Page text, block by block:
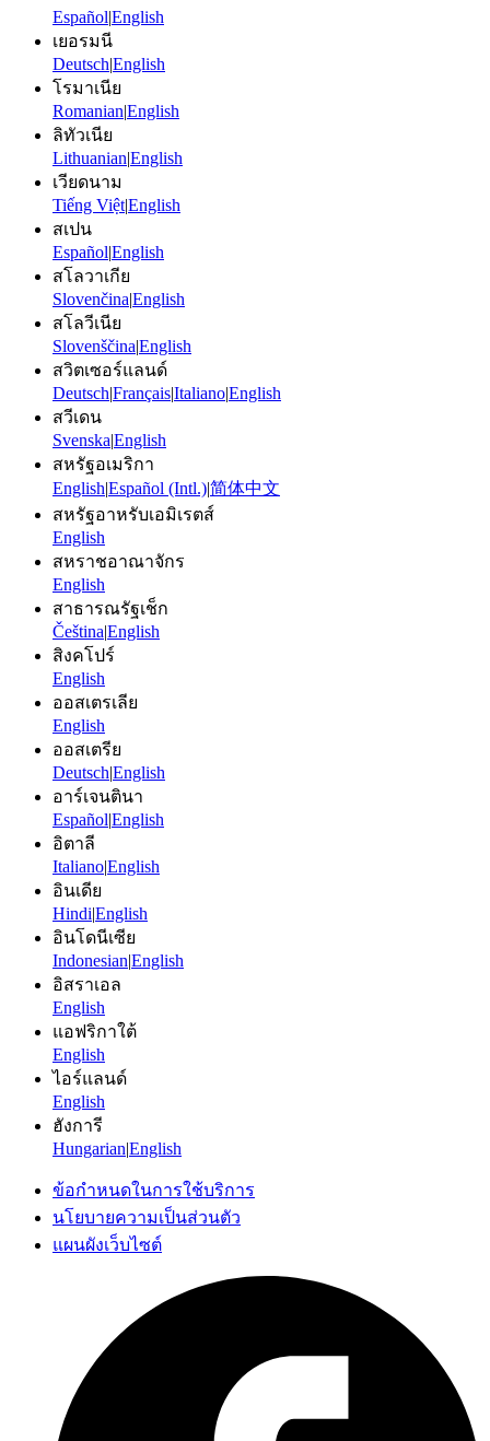
Español|English
เยอรมนี
Deutsch|English
โรมาเนีย
Romanian|English
ลิทัวเนีย
Lithuanian|English
เวียดนาม
Tiếng Việt|English
สเปน
Español|English
สโลวาเกีย
Slovenčina|English
สโลวีเนีย
Slovenščina|English
สวิตเซอร์แลนด์
Deutsch|Français|Italiano|English
สวีเดน
Svenska|English
สหรัฐอเมริกา
English|Español (Intl.)|简体中文
สหรัฐอาหรับเอมิเรตส์
English
สหราชอาณาจักร
English
สาธารณรัฐเช็ก
Čeština|English
สิงคโปร์
English
ออสเตรเลีย
English
ออสเตรีย
Deutsch|English
อาร์เจนตินา
Español|English
อิตาลี
Italiano|English
อินเดีย
Hindi|English
อินโดนีเซีย
Indonesian|English
อิสราเอล
English
แอฟริกาใต้
English
ไอร์แลนด์
English
ฮังการี
Hungarian|English
ข้อกำหนดในการใช้บริการ
นโยบายความเป็นส่วนตัว
แผนผังเว็บไซต์